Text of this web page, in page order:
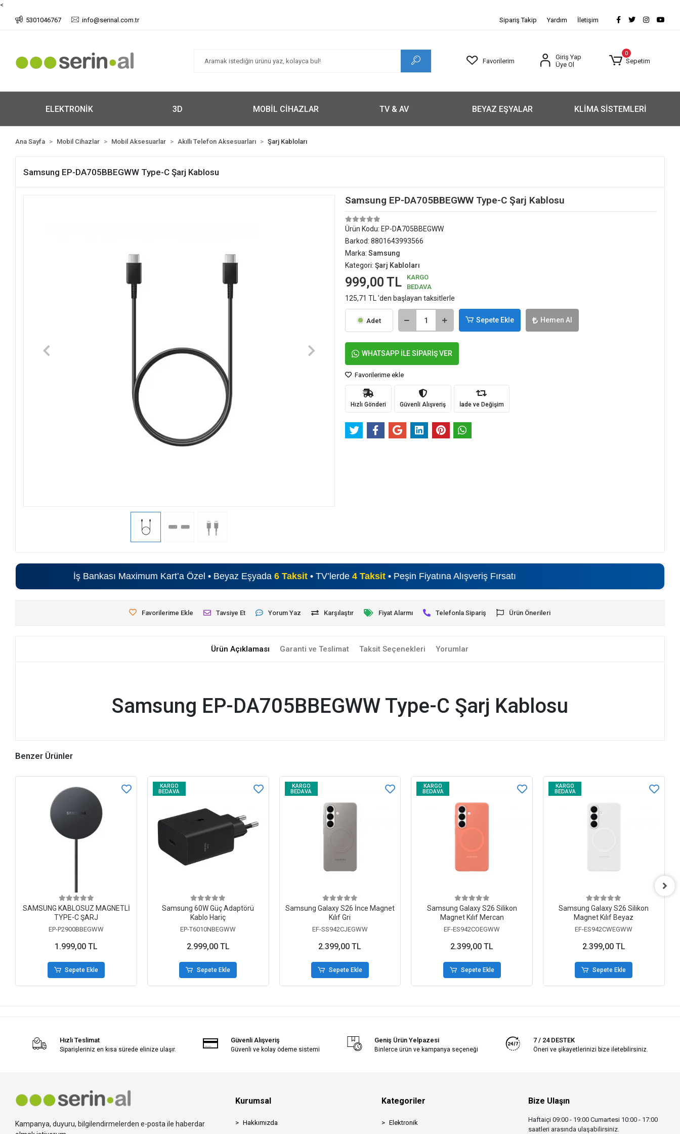
<
5301046767
info@serinal.com.tr Sipariş Takip Yardım İletişim
Favorilerim
Giriş Yap
Üye Ol
0
Sepetim
ELEKTRONİK 3D MOBİL CİHAZLAR TV & AV BEYAZ EŞYALAR KLİMA SİSTEMLERİ
Ana Sayfa Mobil Cihazlar Mobil Aksesuarlar Akıllı Telefon Aksesuarları Şarj Kabloları
Samsung EP-DA705BBEGWW Type-C Şarj Kablosu
Samsung EP-DA705BBEGWW Type-C Şarj Kablosu
Ürün Kodu: EP-DA705BBEGWW
Barkod: 8801643993566
Marka: Samsung
Kategori: Şarj Kabloları
999,00 TL
KARGO
BEDAVA
125,71 TL 'den başlayan taksitlerle
Adet Sepete Ekle Hemen Al
WHATSAPP İLE SİPARİŞ VER
Favorilerime ekle
Hızlı Gönderi Güvenli Alışveriş İade ve Değişim
İş Bankası Maximum Kart’a Özel • Beyaz Eşyada6 Taksit• TV’lerde4 Taksit• Peşin Fiyatına Alışveriş Fırsatı
Favorilerime Ekle Tavsiye Et Yorum Yaz Karşılaştır Fiyat Alarmı Telefonla Sipariş Ürün Önerileri
Ürün Açıklaması Garanti ve Teslimat Taksit Seçenekleri Yorumlar
Samsung EP-DA705BBEGWW Type-C Şarj Kablosu
Benzer Ürünler
SAMSUNG KABLOSUZ MAGNETLİ
TYPE-C ŞARJ
EP-P2900BBEGWW
1.999,00 TL
Sepete Ekle
KARGO
BEDAVA
Samsung 60W Güç Adaptörü
Kablo Hariç
EP-T6010NBEGWW
2.999,00 TL
Sepete Ekle
KARGO
BEDAVA
Samsung Galaxy S26 İnce Magnet
Kılıf Gri
EF-SS942CJEGWW
2.399,00 TL
Sepete Ekle
KARGO
BEDAVA
Samsung Galaxy S26 Silikon
Magnet Kılıf Mercan
EF-ES942COEGWW
2.399,00 TL
Sepete Ekle
KARGO
BEDAVA
Samsung Galaxy S26 Silikon
Magnet Kılıf Beyaz
EF-ES942CWEGWW
2.399,00 TL
Sepete Ekle
Hızlı Teslimat
Siparişleriniz en kısa sürede elinize ulaşır.
Güvenli Alışveriş
Güvenli ve kolay ödeme sistemi
Geniş Ürün Yelpazesi
Binlerce ürün ve kampanya seçeneği
7 / 24 DESTEK
Öneri ve şikayetlerinizi bize iletebilirsiniz.
Kampanya, duyuru, bilgilendirmelerden e-posta ile haberdar
Kurumsal
Hakkımızda
Kategoriler
Elektronik
Bize Ulaşın
Haftaiçi 09:00 - 19:00 Cumartesi 10:00 - 17:00
saatleri arasında ulaşabilirsiniz.